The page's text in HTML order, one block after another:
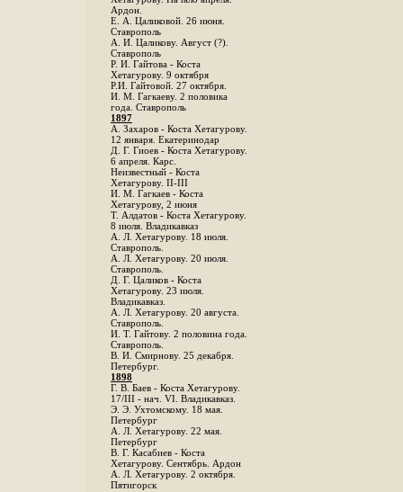
Ардон.
Е. А. Цаликовой. 26 июня.
Ставрополь
А. И. Цаликову. Август (?).
Ставрополь
Р. И. Гайтова - Коста
Хетагурову. 9 октября
Р.И. Гайтовой. 27 октября.
И. М. Гагкаеву. 2 половика
года. Ставрополь
1897
А. Захаров - Коста Хетагурову.
12 января. Екатеринодар
Д. Г. Гиоев - Коста Хетагурову.
6 апреля. Карс.
Неизвестный - Коста
Хетагурову. II-III
И. М. Гагкаев - Коста
Хетагурову, 2 июня
Т. Алдатов - Коста Хетагурову.
8 июля. Владикавказ
А. Л. Хетагурову. 18 июля.
Ставрополь.
А. Л. Хетагурову. 20 июля.
Ставрополь.
Д. Г. Цаликов - Коста
Хетагурову. 23 июля.
Владикавказ.
А. Л. Хетагурову. 20 августа.
Ставрополь.
И. Т. Гайтову. 2 половина года.
Ставрополь.
В. И. Смирнову. 25 декабря.
Петербург.
1898
Г. В. Баев - Коста Хетагурову.
17/III - нач. VI. Владикавказ.
Э. Э. Ухтомскому. 18 мая.
Петербург
A. Л. Хетагурову. 22 мая.
Петербург
B. Г. Касабиев - Коста
Хетагурову. Сентябрь. Ардон
А. Л. Хетагурову. 2 октября.
Пятигорск